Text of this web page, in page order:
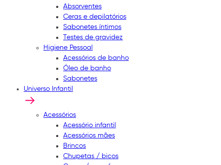
Absorventes
Ceras e depilatórios
Sabonetes íntimos
Testes de gravidez
Higiene Pessoal
Acessórios de banho
Óleo de banho
Sabonetes
Universo Infantil
Acessórios
Acessório infantil
Acessórios mães
Brincos
Chupetas / bicos